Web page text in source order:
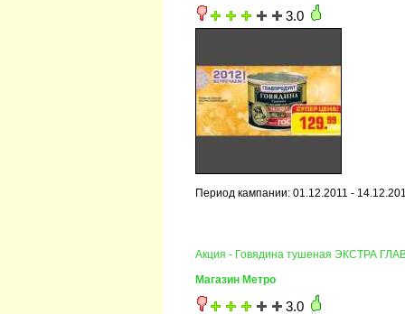
3.0
Период кампании: 01.12.2011 -
Акция - Говядина тушеная ЭКСТРА
Магазин Метро
3.0